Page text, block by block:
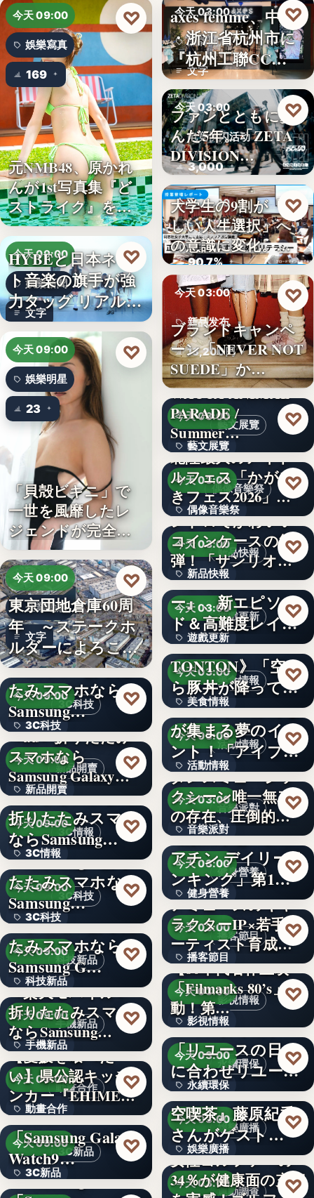
今天 09:00
娛樂寫真
169
元NMB48、原かれ
んが1st写真集『ど
ストライク』を…
♡
今天 09:00
娛樂新聞
文字
HYBEと日本ネッ
ト音楽の旗手が強
力タッグ リアル×
バー…
♡
今天 09:00
娛樂明星
23
「貝殻ビキニ」で
一世を風靡したレ
ジェンドが完全復
活武田久…
♡
今天 09:00
企業動態
文字
東京団地倉庫60周
年 ～ステークホ
ルダーによろこば
れる…
♡
3C科技
今天 09:00
3C科技
文字
＜OPEN＞折りた
たみスマホなら
Samsung…
♡
新品開賣
今天 09:00
新品開賣
4.1
＜au＞折りたたみ
スマホなら
Samsung Galaxy…
♡
3C情報
今天 09:00
3C情報
文字
＜ソフトバンク＞
折りたたみスマホ
ならSamsung…
♡
3C科技
今天 09:00
3C科技
文字
＜Samsung＞折り
たたみスマホなら
Samsung…
♡
科技新品
今天 09:00
科技新品
文字
＜ドコモ＞折りた
たみスマホなら
Samsung G…
♡
手機新品
今天 09:00
手機新品
4.1
＜楽天モバイル＞
折りたたみスマホ
ならSamsung…
♡
動畫合作
今天 09:00
動畫合作
108
【愛媛を喰べた
い】県公認キッチ
ンカー『EHIMEみ
きゃん…
♡
3C新品
今天 09:00
3C新品
＜OPEN＞
「Samsung Galaxy
Watch9…
♡
＜Samsung＞
今天 03:00
品牌開店
文字
axes femme、中国
・浙江省杭州市に
『杭州工聯CC…
♡
今天 03:00
电竞快闪活动
3,000
ファンとともに歩
んだ5年。「ZETA
DIVISION…
♡
今天 03:00
金融教育
90.7%
大学生の9割が「正
しい人生選択」へ
の意識に変化。ブ
ロード…
♡
今天 03:00
新品发布
13,200円
ブランドキャンペ
ーン「NEVER NOT
SUEDE」か…
♡
藝文展覽
今天 03:00
藝文展覽
3名
WACCA ANIMAL
PARADE /
Summer…
♡
偶像音樂祭
今天 03:00
偶像音樂祭
47
北陸最大のアイド
ルフェス「かがや
きフェス2026」第5
弾…
♡
新品快報
今天 03:00
新品快報
400
レトロでかわいい
コインケースの第2
弾！「サンリオキ
ャラク…
♡
遊戲更新
今天 03:00
遊戲更新
文字
『ソウルワーカ
ー』、新エピソー
ド＆高難度レイド
を実装！新…
♡
美食情報
今天 03:00
美食情報
文字
《豚丼屋
TONTON》「空か
ら豚丼が降ってき
た」が現実に…
♡
活動情報
今天 03:00
活動情報
文字
アイプリのみんな
が集まる夢のイベ
ント！「アイプリ
ワールド…
♡
音樂派對
今天 03:00
音樂派對
5
ダンスミュージッ
クシーン唯一無二
の存在、圧倒的な
カリスマ…
♡
健身營養
今天 03:00
健身營養
文字
【楽天市場「クレ
アチン デイリーラ
ンキング」第1位
獲得(…
♡
播客節目
今天 03:00
播客節目
36年
アミューズのキャ
ラクターIP×若手ア
ーティスト育成コ
ンテ…
♡
影視情報
今天 03:00
影視情報
40
【80年代名作上映
「Filmarks 80’s」始
動！第…
♡
永續環保
今天 03:00
永續環保
文字
エコスタイル、
「リユースの日」
に合わせリユース
文化の普及…
♡
娛樂廣播
今天 03:00
娛樂廣播
文字
interfm『Runeの星
空喫茶』藤原紀香
さんがゲスト…
♡
運動調查
今天 03:00
女性ゴルファーの
34％が健康面の充実
♡